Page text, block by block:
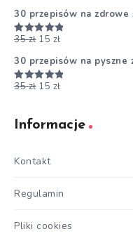
30 przepisów na zdrowe
Oceniono
35zł 15 zł
30 przepisów na pyszne
Oceniono
35zł 15 zł
Informacje
Kontakt
Regulamin
Pliki cookies